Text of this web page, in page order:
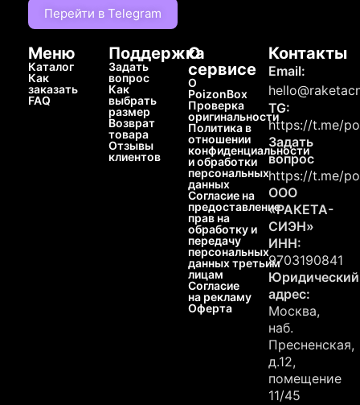
Перейти в Telegram
Меню
Каталог
Как
заказать
FAQ
Поддержка
Задать
вопрос
Как
выбрать
размер
Возврат
товара
Отзывы
клиентов
О
сервисе
О
PoizonBox
Проверка
оригинальности
Политика в
отношении
конфиденциальности
и обработки
персональных
данных
Согласие на
предоставление
прав на
обработку и
передачу
персональных
данных третьим
лицам
Согласие
на рекламу
Оферта
Контакты
Email:
TG:
https://t.me/
Задать
вопрос
https://t.me/
ООО
«РАКЕТА-
СИЭН»
ИНН:
9703190841
Юридический
адрес:
Москва,
наб.
Пресненская,
д.12,
помещение
11/45